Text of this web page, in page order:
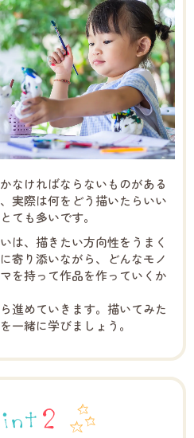
なければならないものがある
実際は何をどう描いたらいい
ても多いです。
は、描きたい方向性をうまく
寄り添いながら、どんなモノ
を持って作品を作っていくか
進めていきます。描いてみた
一緒に学びましょう。